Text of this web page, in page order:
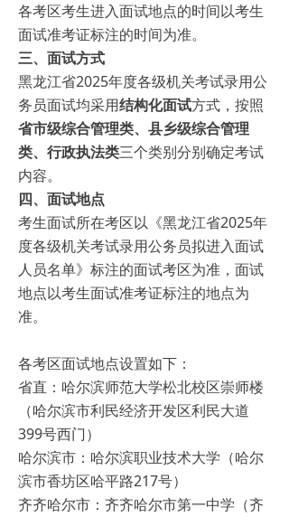
各考区考生进入面试地点的时间以考生
面试准考证标注的时间为准。
三、面试方式
黑龙江省2025年度各级机关考试录用公
务员面试均采用结构化面试方式，按照
省市级综合管理类、县乡级综合管理
类、行政执法类三个类别分别确定考试
内容。
四、面试地点
考生面试所在考区以《黑龙江省2025年
度各级机关考试录用公务员拟进入面试
人员名单》标注的面试考区为准，面试
地点以考生面试准考证标注的地点为
准。
各考区面试地点设置如下：
省直：哈尔滨师范大学松北校区崇师楼
（哈尔滨市利民经济开发区利民大道
399号西门）
哈尔滨市：哈尔滨职业技术大学（哈尔
滨市香坊区哈平路217号）
齐齐哈尔市：齐齐哈尔市第一中学（齐